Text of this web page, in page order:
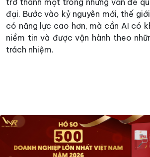
trở thành một trong những vấn đề
đại. Bước vào kỷ nguyên mới, thế
có năng lực cao hơn, mà cần AI có
niềm tin và được vận hành theo
trách nhiệm.